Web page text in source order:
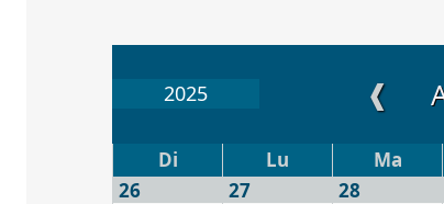
2025 ❰
Di Lu Ma
26
27 28